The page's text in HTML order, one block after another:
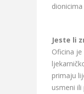
Jeste li
Oficina
primaju
usmeni